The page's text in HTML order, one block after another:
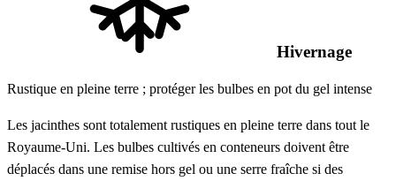
Hivernage
Rustique en pleine terre ; protéger les bulbes en pot du gel intense
Les jacinthes sont totalement rustiques en pleine terre dans tout le
Royaume-Uni. Les bulbes cultivés en conteneurs doivent être
déplacés dans une remise hors gel ou une serre fraîche si des